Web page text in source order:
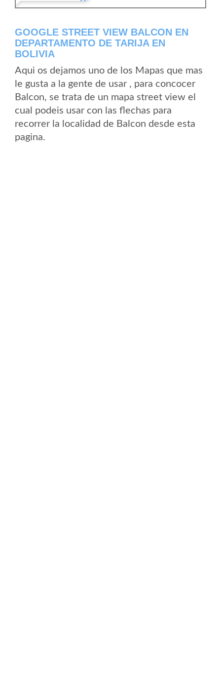
GOOGLE STREET VIEW BALCON EN
DEPARTAMENTO DE TARIJA EN
BOLIVIA
Aqui os dejamos uno de los Mapas que mas
le gusta a la gente de usar , para concocer
Balcon, se trata de un mapa street view el
cual podeis usar con las flechas para
recorrer la localidad de Balcon desde esta
pagina.